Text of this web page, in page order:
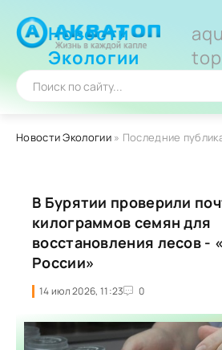
Новости
Экологии
Новости Экологии» Последние
В Бурятии проверили
килограммов семян для
восстановления лесов -
России»
14 июл 2026, 11:23 0